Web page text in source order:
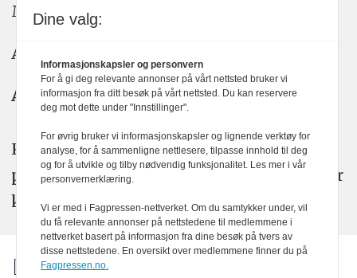
Meninger: meninger@kom24.no
Annonse: annonse@watchmedia.no
Abonnement:kom24@watchmedia.no
KOM24 arbeider etter Vær Varsom-
plakatens regler for god presseskikk. Her
kan du lese mer omPFUsarbeid.
Dine valg:
Informasjonskapsler og personvern
For å gi deg relevante annonser på vårt nettsted bruker vi
informasjon fra ditt besøk på vårt nettsted. Du kan reservere
deg mot dette under "Innstillinger".
For øvrig bruker vi informasjonskapsler og lignende verktøy for
analyse, for å sammenligne nettlesere, tilpasse innhold til deg
og for å utvikle og tilby nødvendig funksjonalitet. Les mer i vår
personvernerklæring.
Vi er med i Fagpressen-nettverket. Om du samtykker under, vil
du få relevante annonser på nettstedene til medlemmene i
nettverket basert på informasjon fra dine besøk på tvers av
disse nettstedene. En oversikt over medlemmene finner du på
Fagpressen.no.